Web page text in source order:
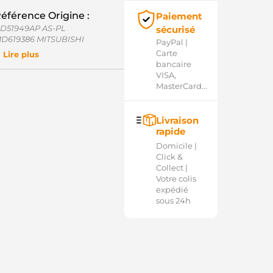
Origine :
AS-PL
MITSUBISHI
MITSUBISHI
KRAUF
WOODAUTO
Lire plus
Paiement
sécurisé
PayPal |
Carte
bancaire
VISA,
MasterCard...
Livraison
rapide
Domicile |
Click &
Collect |
Votre colis
expédié
sous 24h